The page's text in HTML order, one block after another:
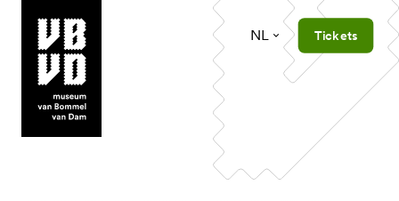
museum van Bommel van Dam
NL Tickets